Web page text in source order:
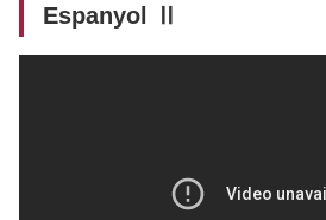
Espanyol Ⅱ